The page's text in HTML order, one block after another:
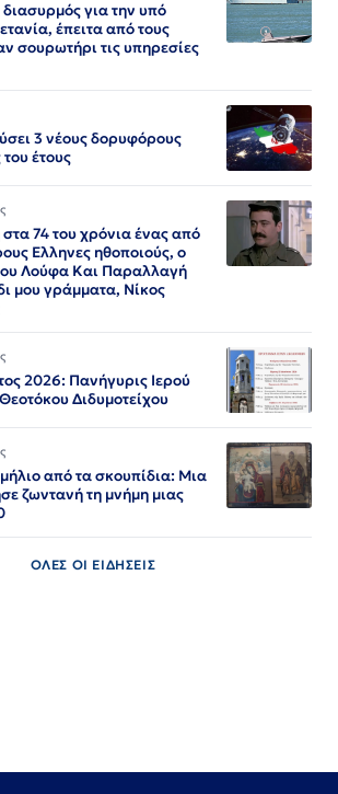
για την υπό
έπειτα από τους
σουρωτήρι τις υπηρεσίες
3 νέους δορυφόρους
έτους
74 του χρόνια ένας από
Ελληνες ηθοποιούς, ο
Λούφα Και Παραλλαγή
μου γράμματα, Νίκος
2026: Πανήγυρις Ιερού
Διδυμοτείχου
από τα σκουπίδια: Μια
ζωντανή τη μνήμη μιας
ΟΛΕΣ ΟΙ ΕΙΔΗΣΕΙΣ